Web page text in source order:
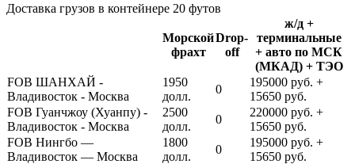
Доставка грузов в контейнере 20 футов
Морской
фрахт
Drop-
off
ж/д +
терминальные
+ авто по МСК
(МКАД) + ТЭО
FOB ШАНХАЙ -
Владивосток - Москва
1950
долл.
0
195000 руб. +
15650 руб.
FOB Гуанчжоу (Хуанпу) -
Владивосток - Москва
2500
долл.
0
220000 руб. +
15650 руб.
FOB Нингбо —
Владивосток — Москва
1800
долл.
0
195000 руб. +
15650 руб.